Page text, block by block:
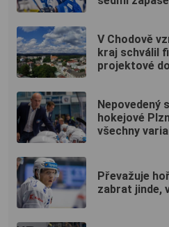
V Chodově
kraj schválil
projektové
Nepovedený
hokejové
všechny
Převažuje
zabrat jinde,